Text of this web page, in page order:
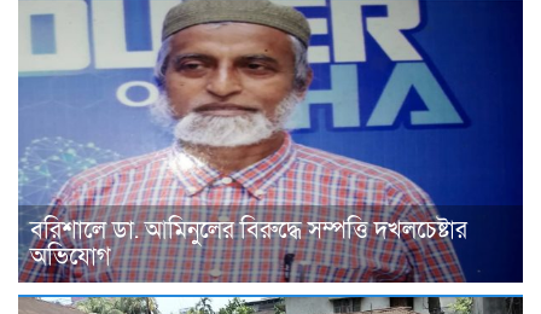
বরিশালে ডা. আমিনুলের বিরুদ্ধে সম্পত্তি দখলচেষ্টার
অভিযোগ